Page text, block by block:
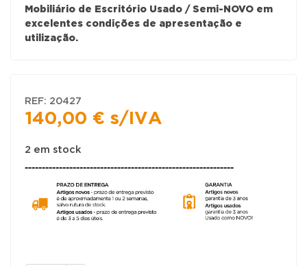
Mobiliário de Escritório Usado / Semi-NOVO em
excelentes condições de apresentação e
utilização.
REF: 20427
140,00 € s/IVA
2 em stock
-------------------------------------------------------------